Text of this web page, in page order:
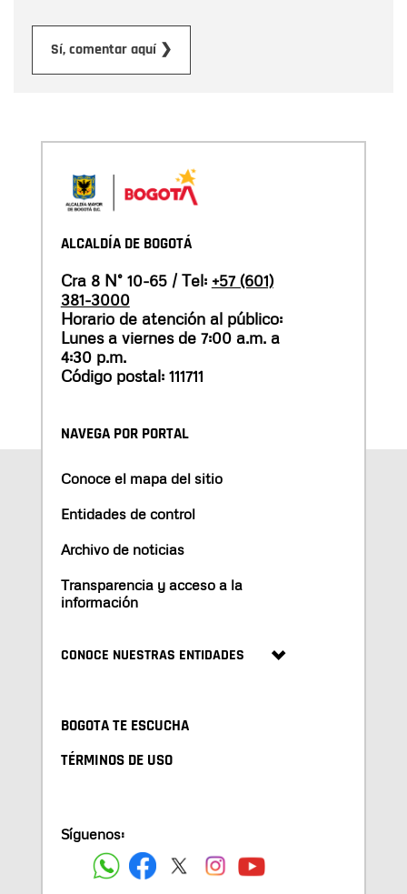
Sí, comentar aquí ❯
ALCALDÍA DE BOGOTÁ
Cra 8 N° 10-65 / Tel: +57 (601)
381-3000
Horario de atención al público:
Lunes a viernes de 7:00 a.m. a
4:30 p.m.
Código postal: 111711
NAVEGA POR PORTAL
Conoce el mapa del sitio
Entidades de control
Archivo de noticias
Transparencia y acceso a la
información
CONOCE NUESTRAS ENTIDADES
BOGOTA TE ESCUCHA
TÉRMINOS DE USO
Síguenos: